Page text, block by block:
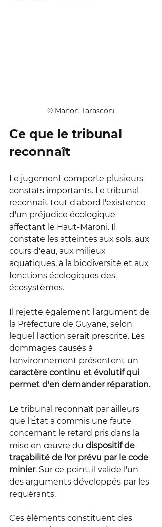
© Manon Tarasconi
Ce que le tribunal
reconnaît
Le jugement comporte plusieurs
constats importants. Le tribunal
reconnaît tout d'abord l'existence
d'un préjudice écologique
affectant le Haut-Maroni. Il
constate les atteintes aux sols, aux
cours d'eau, aux milieux
aquatiques, à la biodiversité et aux
fonctions écologiques des
écosystèmes.
Il rejette également l'argument de
la Préfecture de Guyane, selon
lequel l'action serait prescrite. Les
dommages causés à
l'environnement présentent un
caractère continu et évolutif qui
permet d'en demander réparation.
Le tribunal reconnaît par ailleurs
que l'État a commis une faute
concernant le retard pris dans la
mise en œuvre du dispositif de
traçabilité de l'or prévu par le code
minier. Sur ce point, il valide l'un
des arguments développés par les
requérants.
Ces éléments constituent des